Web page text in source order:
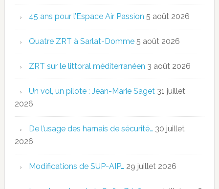
45 ans pour l’Espace Air Passion 5 août 2026
Quatre ZRT à Sarlat-Domme 5 août 2026
ZRT sur le littoral méditerranéen 3 août 2026
Un vol, un pilote : Jean-Marie Saget 31 juillet
2026
De l’usage des harnais de sécurité… 30 juillet
2026
Modifications de SUP-AIP… 29 juillet 2026